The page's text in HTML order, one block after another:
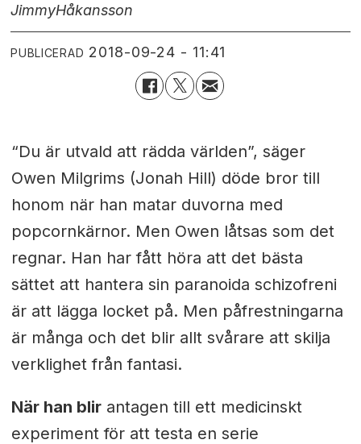
JimmyHåkansson
PUBLICERAD 2018-09-24 - 11:41
“Du är utvald att rädda världen”, säger
Owen Milgrims (Jonah Hill) döde bror till
honom när han matar duvorna med
popcornkärnor. Men Owen låtsas som det
regnar. Han har fått höra att det bästa
sättet att hantera sin paranoida schizofreni
är att lägga locket på. Men påfrestningarna
är många och det blir allt svårare att skilja
verklighet från fantasi.
När han blirantagen till ett medicinskt
experiment för att testa en serie